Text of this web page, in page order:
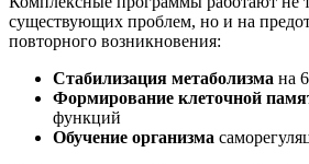
существующих проблем, но и на
повторного возникновения:
Стабилизация метаболизма на
Формирование клеточной
функций
Обучение организма